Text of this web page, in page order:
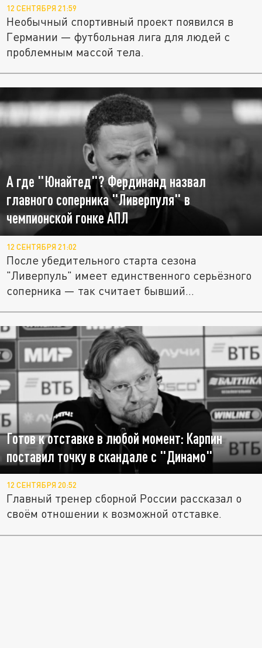
12 СЕНТЯБРЯ 21:59
Необычный спортивный проект появился в
Германии — футбольная лига для людей с
проблемным массой тела.
А где "Юнайтед"? Фердинанд назвал
главного соперника "Ливерпуля" в
чемпионской гонке АПЛ
12 СЕНТЯБРЯ 21:02
После убедительного старта сезона
"Ливерпуль" имеет единственного серьёзного
соперника — так считает бывший...
Готов к отставке в любой момент: Карпин
поставил точку в скандале с "Динамо"
12 СЕНТЯБРЯ 20:52
Главный тренер сборной России рассказал о
своём отношении к возможной отставке.